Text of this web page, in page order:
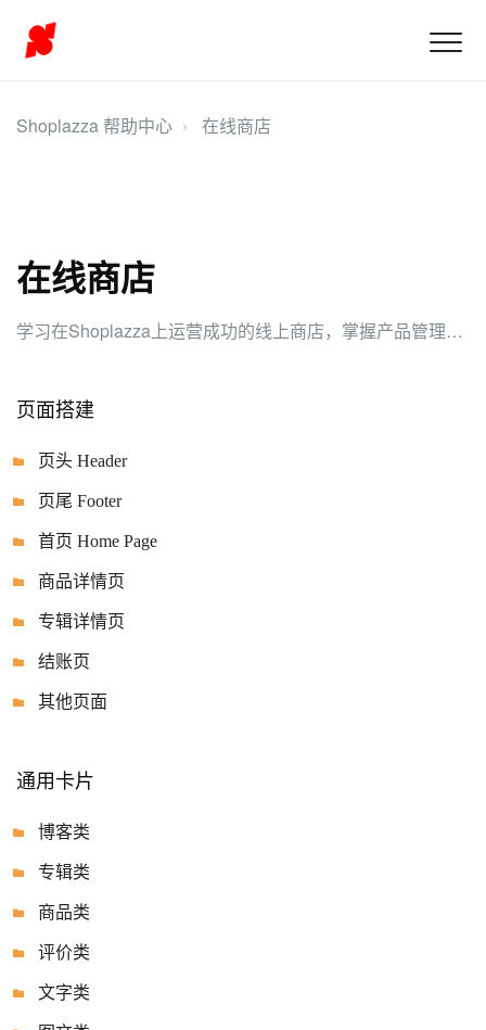
Shoplazza 帮助中心 在线商店
在线商店
学习在Shoplazza上运营成功的线上商店，掌握产品管理、库存控制、店面设计和客户互动的要诀。
页面搭建
页头 Header
页尾 Footer
首页 Home Page
商品详情页
专辑详情页
结账页
其他页面
通用卡片
博客类
专辑类
商品类
评价类
文字类